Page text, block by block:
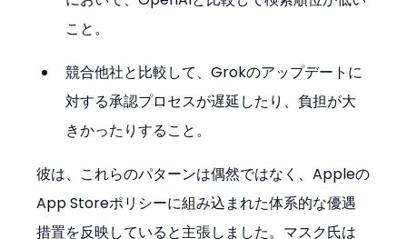
こと。
競合他社と比較して、Grokのアップデートに
対する承認プロセスが遅延したり、負担が大
きかったりすること。
彼は、これらのパターンは偶然ではなく、Appleの
App Storeポリシーに組み込まれた体系的な優遇
措置を反映していると主張しました。マスク氏は